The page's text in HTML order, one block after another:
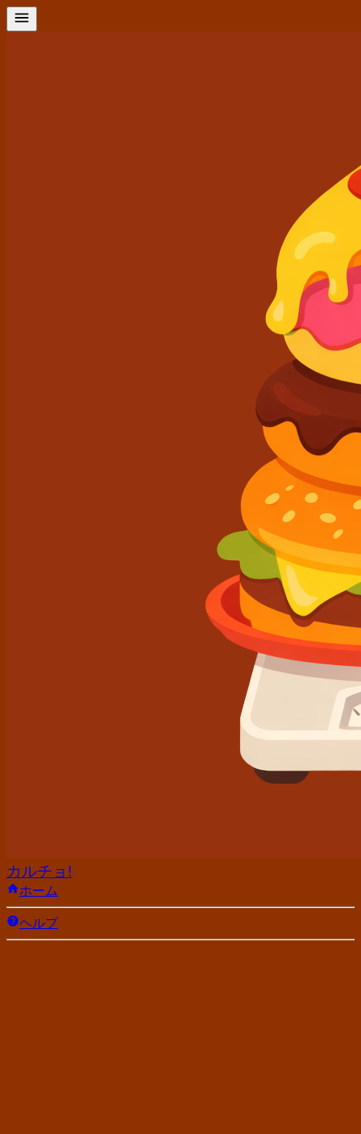
カルチョ!
ホーム
ヘルプ